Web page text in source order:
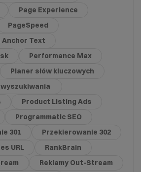
Page Experience
PageSpeed
Text
Performance Max
Planer słów kluczowych
wyszukiwania
Product Listing Ads
Programmatic SEO
301
Przekierowanie 302
URL
RankBrain
Reklamy Out-Stream